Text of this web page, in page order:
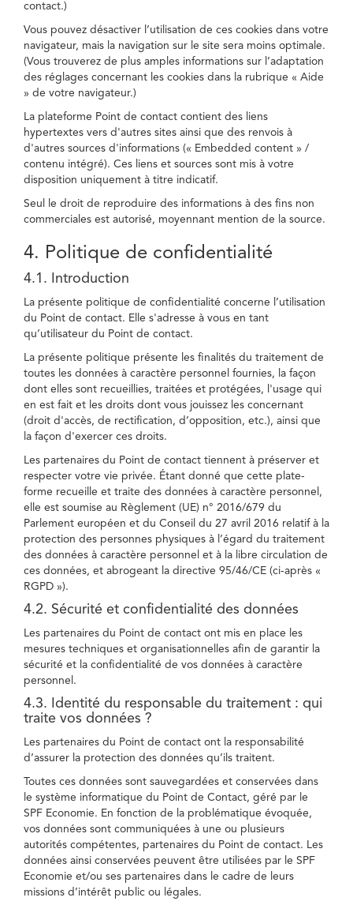
contact.)
Vous pouvez désactiver l’utilisation de ces cookies dans votre
navigateur, mais la navigation sur le site sera moins optimale.
(Vous trouverez de plus amples informations sur l’adaptation
des réglages concernant les cookies dans la rubrique « Aide
» de votre navigateur.)
La plateforme Point de contact contient des liens
hypertextes vers d'autres sites ainsi que des renvois à
d'autres sources d'informations (« Embedded content » /
contenu intégré). Ces liens et sources sont mis à votre
disposition uniquement à titre indicatif.
Seul le droit de reproduire des informations à des fins non
commerciales est autorisé, moyennant mention de la source.
4. Politique de confidentialité
4.1. Introduction
La présente politique de confidentialité concerne l’utilisation
du Point de contact. Elle s'adresse à vous en tant
qu’utilisateur du Point de contact.
La présente politique présente les finalités du traitement de
toutes les données à caractère personnel fournies, la façon
dont elles sont recueillies, traitées et protégées, l'usage qui
en est fait et les droits dont vous jouissez les concernant
(droit d'accès, de rectification, d’opposition, etc.), ainsi que
la façon d'exercer ces droits.
Les partenaires du Point de contact tiennent à préserver et
respecter votre vie privée. Étant donné que cette plate-
forme recueille et traite des données à caractère personnel,
elle est soumise au Règlement (UE) n° 2016/679 du
Parlement européen et du Conseil du 27 avril 2016 relatif à la
protection des personnes physiques à l’égard du traitement
des données à caractère personnel et à la libre circulation de
ces données, et abrogeant la directive 95/46/CE (ci-après «
RGPD »).
4.2. Sécurité et confidentialité des données
Les partenaires du Point de contact ont mis en place les
mesures techniques et organisationnelles afin de garantir la
sécurité et la confidentialité de vos données à caractère
personnel.
4.3. Identité du responsable du traitement : qui
traite vos données ?
Les partenaires du Point de contact ont la responsabilité
d’assurer la protection des données qu’ils traitent.
Toutes ces données sont sauvegardées et conservées dans
le système informatique du Point de Contact, géré par le
SPF Economie. En fonction de la problématique évoquée,
vos données sont communiquées à une ou plusieurs
autorités compétentes, partenaires du Point de contact. Les
données ainsi conservées peuvent être utilisées par le SPF
Economie et/ou ses partenaires dans le cadre de leurs
missions d’intérêt public ou légales.